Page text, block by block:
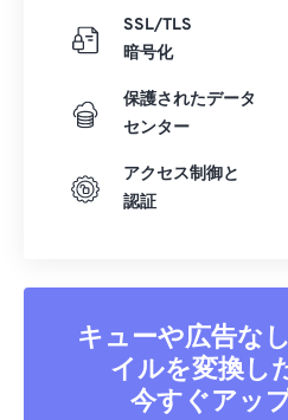
SSL/TLS
暗号化
保護されたデータ
センター
アクセス制御と
認証
キューや広告な
イルを変換し
今すぐアッ